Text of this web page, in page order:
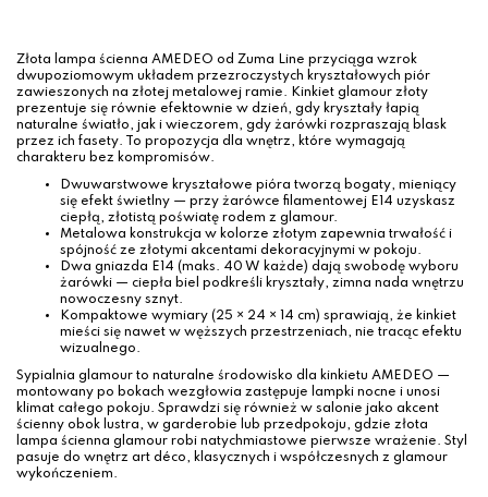
Złota lampa ścienna AMEDEO od Zuma Line przyciąga wzrok
dwupoziomowym układem przezroczystych kryształowych piór
zawieszonych na złotej metalowej ramie. Kinkiet glamour złoty
prezentuje się równie efektownie w dzień, gdy kryształy łapią
naturalne światło, jak i wieczorem, gdy żarówki rozpraszają blask
przez ich fasety. To propozycja dla wnętrz, które wymagają
charakteru bez kompromisów.
Dwuwarstwowe kryształowe pióra tworzą bogaty, mieniący
się efekt świetlny — przy żarówce filamentowej E14 uzyskasz
ciepłą, złotistą poświatę rodem z glamour.
Metalowa konstrukcja w kolorze złotym zapewnia trwałość i
spójność ze złotymi akcentami dekoracyjnymi w pokoju.
Dwa gniazda E14 (maks. 40 W każde) dają swobodę wyboru
żarówki — ciepła biel podkreśli kryształy, zimna nada wnętrzu
nowoczesny sznyt.
Kompaktowe wymiary (25 × 24 × 14 cm) sprawiają, że kinkiet
mieści się nawet w węższych przestrzeniach, nie tracąc efektu
wizualnego.
Sypialnia glamour to naturalne środowisko dla kinkietu AMEDEO —
montowany po bokach wezgłowia zastępuje lampki nocne i unosi
klimat całego pokoju. Sprawdzi się również w salonie jako akcent
ścienny obok lustra, w garderobie lub przedpokoju, gdzie złota
lampa ścienna glamour robi natychmiastowe pierwsze wrażenie. Styl
pasuje do wnętrz art déco, klasycznych i współczesnych z glamour
wykończeniem.